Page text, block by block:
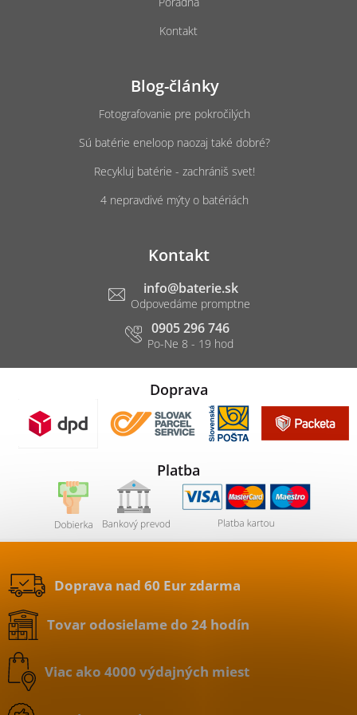
Kontakt
Blog-články
Fotografovanie pre pokročilých
Sú batérie eneloop naozaj také dobré?
Recykluj batérie - zachrániš svet!
4 nepravdivé mýty o batériách
Kontakt
info@baterie.sk
0905 296 746
Doprava
Platba
Doprava nad 60 Eur zdarma
Tovar odosielame do 24 hodín
Viac ako 4000 výdajných miest